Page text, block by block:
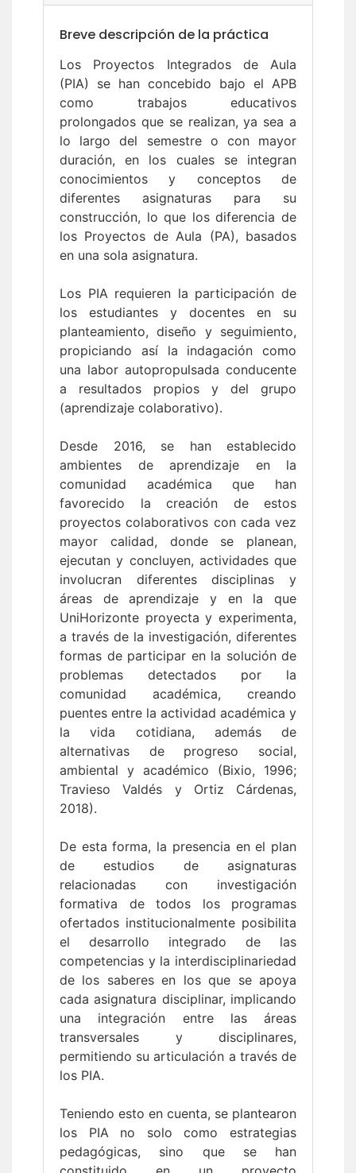
Breve descripción de la práctica
Los Proyectos Integrados de Aula
(PIA) se han concebido bajo el APB
como trabajos educativos
prolongados que se realizan, ya sea a
lo largo del semestre o con mayor
duración, en los cuales se integran
conocimientos y conceptos de
diferentes asignaturas para su
construcción, lo que los diferencia de
los Proyectos de Aula (PA), basados
en una sola asignatura.
Los PIA requieren la participación de
los estudiantes y docentes en su
planteamiento, diseño y seguimiento,
propiciando así la indagación como
una labor autopropulsada conducente
a resultados propios y del grupo
(aprendizaje colaborativo).
Desde 2016, se han establecido
ambientes de aprendizaje en la
comunidad académica que han
favorecido la creación de estos
proyectos colaborativos con cada vez
mayor calidad, donde se planean,
ejecutan y concluyen, actividades que
involucran diferentes disciplinas y
áreas de aprendizaje y en la que
UniHorizonte proyecta y experimenta,
a través de la investigación, diferentes
formas de participar en la solución de
problemas detectados por la
comunidad académica, creando
puentes entre la actividad académica y
la vida cotidiana, además de
alternativas de progreso social,
ambiental y académico (Bixio, 1996;
Travieso Valdés y Ortiz Cárdenas,
2018).
De esta forma, la presencia en el plan
de estudios de asignaturas
relacionadas con investigación
formativa de todos los programas
ofertados institucionalmente posibilita
el desarrollo integrado de las
competencias y la interdisciplinariedad
de los saberes en los que se apoya
cada asignatura disciplinar, implicando
una integración entre las áreas
transversales y disciplinares,
permitiendo su articulación a través de
los PIA.
Teniendo esto en cuenta, se plantearon
los PIA no solo como estrategias
pedagógicas, sino que se han